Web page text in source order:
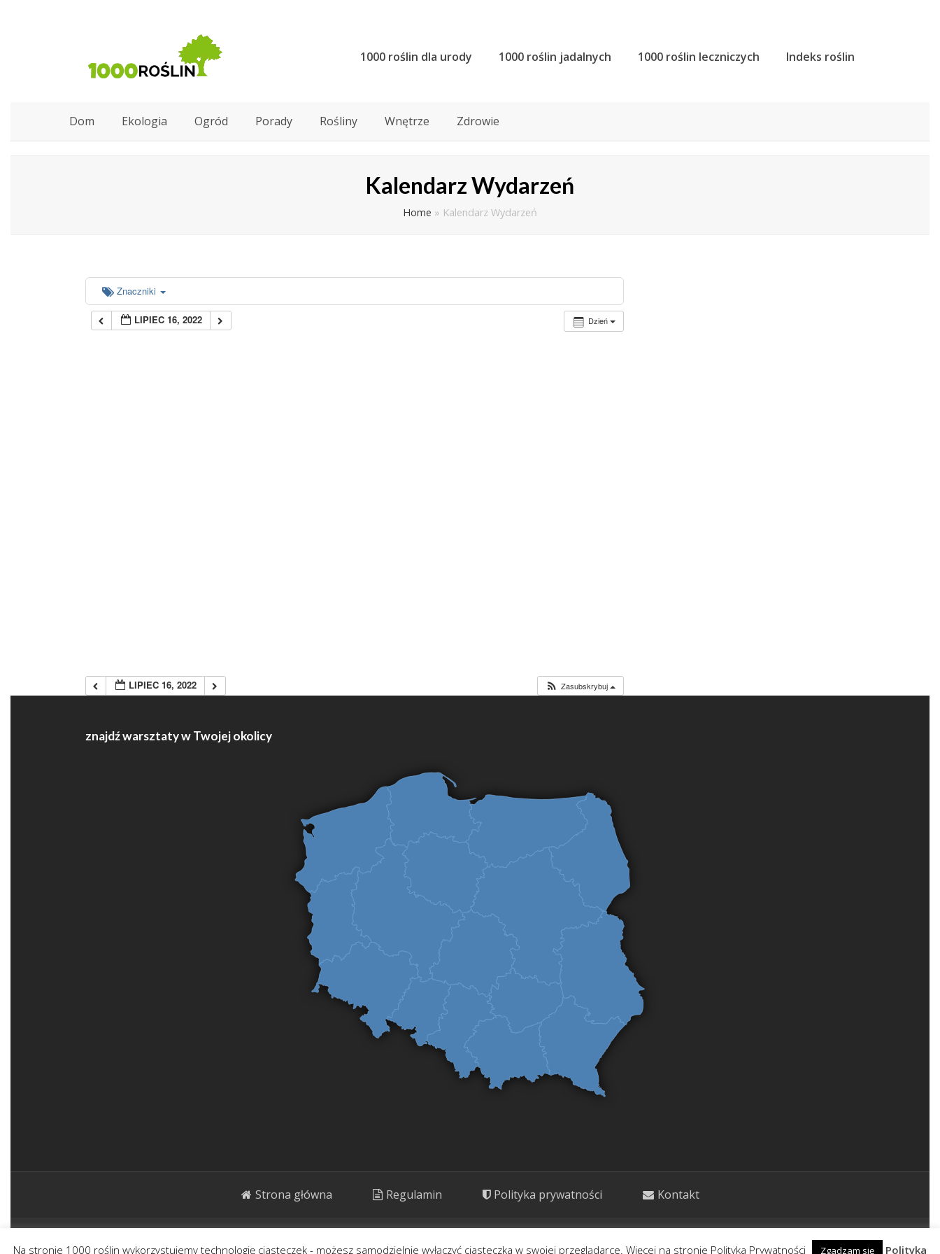
1000 roślin dla urody 1000 roślin jadalnych 1000 roślin leczniczych Indeks roślin
Dom Ekologia Ogród Porady Rośliny Wnętrze Zdrowie
Kalendarz Wydarzeń
Home » Kalendarz Wydarzeń
Znaczniki
Dzień
LIPIEC 16, 2022
LIPIEC 16, 2022 Zasubskrybuj
znajdź warsztaty w Twojej okolicy
Strona główna Regulamin Polityka prywatności Kontakt
1000roślin.pl Strona ma charakter publicystyczny. Prezentujemy rośliny o potencjale kulinarnym, leczniczym i kosmetycznym. Wpisy nie stanowią porady lekarskiej.
Na stronie 1000 roślin wykorzystujemy technologię ciasteczek - możesz samodzielnie wyłączyć ciasteczka w swojej przeglądarce. Więcej na stronie Polityka Prywatności Zgadzam się Polityka